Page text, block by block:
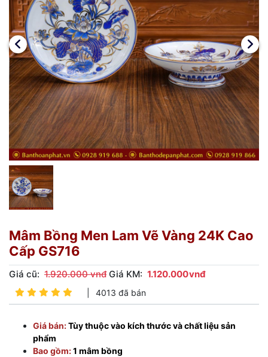
Mâm Bồng Men Lam Vẽ Vàng 24K Cao
Cấp GS716
Giá cũ: 1.920.000 vnđ Giá KM: 1.120.000vnđ
4013 đã bán
Giá bán:Tùy thuộc vào kích thước và chất liệu sản
phẩm
Bao gồm:1 mâm bồng